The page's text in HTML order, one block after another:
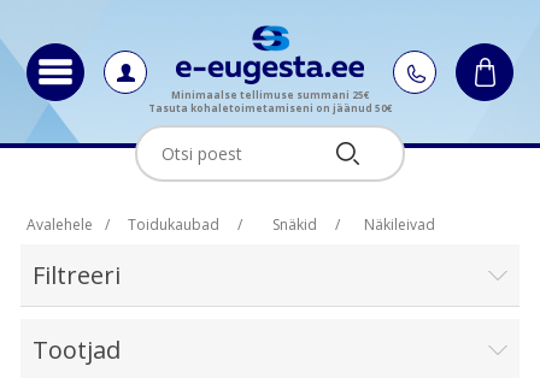
Minimaalse tellimuse summani 25€
Tasuta kohaletoimetamiseni on jäänud 50€
Avalehele / Toidukaubad / Snäkid / Näkileivad
Filtreeri
Tootjad